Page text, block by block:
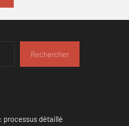
Rechercher
processus détaillé